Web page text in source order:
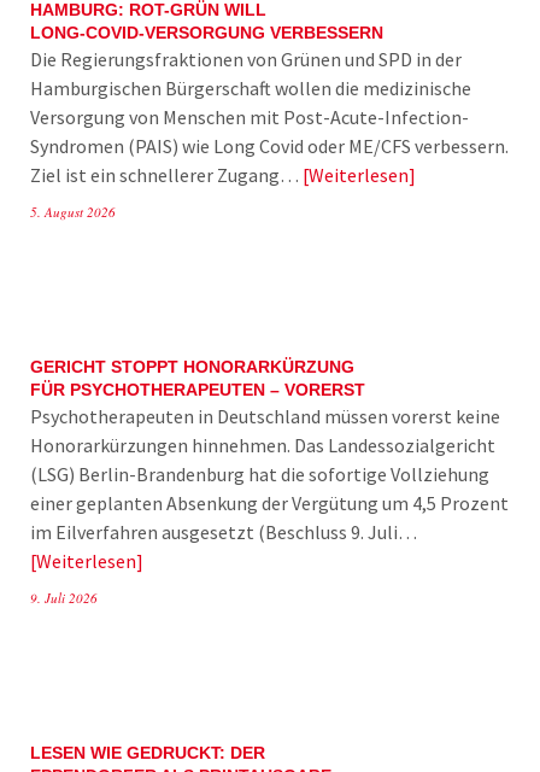
HAMBURG: ROT-GRÜN WILL
LONG-COVID-VERSORGUNG VERBESSERN
Die Regierungsfraktionen von Grünen und SPD in der
Hamburgischen Bürgerschaft wollen die medizinische
Versorgung von Menschen mit Post-Acute-Infection-
Syndromen (PAIS) wie Long Covid oder ME/CFS verbessern.
Ziel ist ein schnellerer Zugang… Weiterlesen
5. August 2026
GERICHT STOPPT HONORARKÜRZUNG
FÜR PSYCHOTHERAPEUTEN – VORERST
Psychotherapeuten in Deutschland müssen vorerst keine
Honorarkürzungen hinnehmen. Das Landessozialgericht
(LSG) Berlin-Brandenburg hat die sofortige Vollziehung
einer geplanten Absenkung der Vergütung um 4,5 Prozent
im Eilverfahren ausgesetzt (Beschluss 9. Juli…
Weiterlesen
9. Juli 2026
LESEN WIE GEDRUCKT: DER